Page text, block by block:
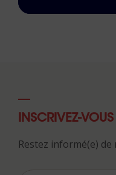
INSCRIVEZ-
Restez informé(e)